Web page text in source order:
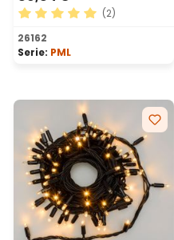
Calificación promedio de
(2)
26162
Serie: PML